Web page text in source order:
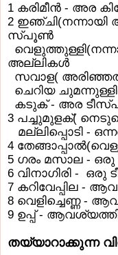
1 കരിമീന്‍ - അര
2
സ്‌പൂണ്‍
അല്ലികള്‍
സവാള(
ചെറിയ
കടുക്‌ - അര
3 പച്ചുമുളക്‌(
മല്ലിപ്പൊടി -
4
5 ഗരം മസാല -
6 വിനാഗിരി -
7 കറിവേപ്പില -
8 വെളിച്ചെണ്ണ -
9 ഉപ്പ്‌ -
തയ്യാറാക്കുന്ന